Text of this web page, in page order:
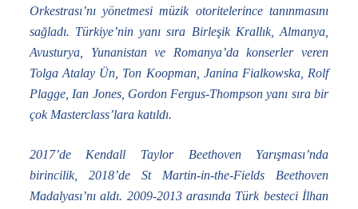
Orkestrası’nı yönetmesi müzik otoritelerince tanınmasını
sağladı. Türkiye’nin yanı sıra Birleşik Krallık, Almanya,
Avusturya, Yunanistan ve Romanya’da konserler veren
Tolga Atalay Ün, Ton Koopman, Janina Fialkowska, Rolf
Plagge, Ian Jones, Gordon Fergus-Thompson yanı sıra bir
çok Masterclass’lara katıldı.
2017’de Kendall Taylor Beethoven Yarışması’nda
birincilik, 2018’de St Martin-in-the-Fields Beethoven
Madalyası’nı aldı. 2009-2013 arasında Türk besteci İlhan